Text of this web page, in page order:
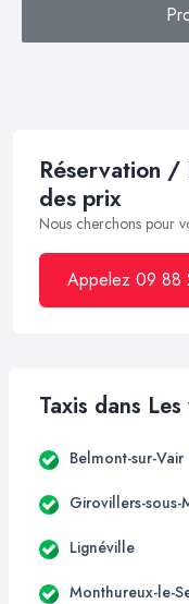
Réservation
des prix
Nous cherchons pour
Appelez 09 88
Taxis dans
Belmont-sur-Vair
Girovillers-sous-
Lignéville
Monthureux-le-